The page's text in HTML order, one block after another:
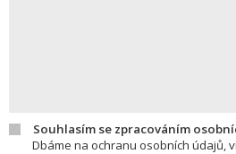
Souhlasím se zpracováním
Dbáme na ochranu osobních údajů,